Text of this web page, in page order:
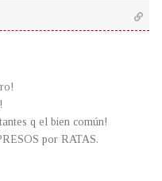
q el bien común!
por RATAS.